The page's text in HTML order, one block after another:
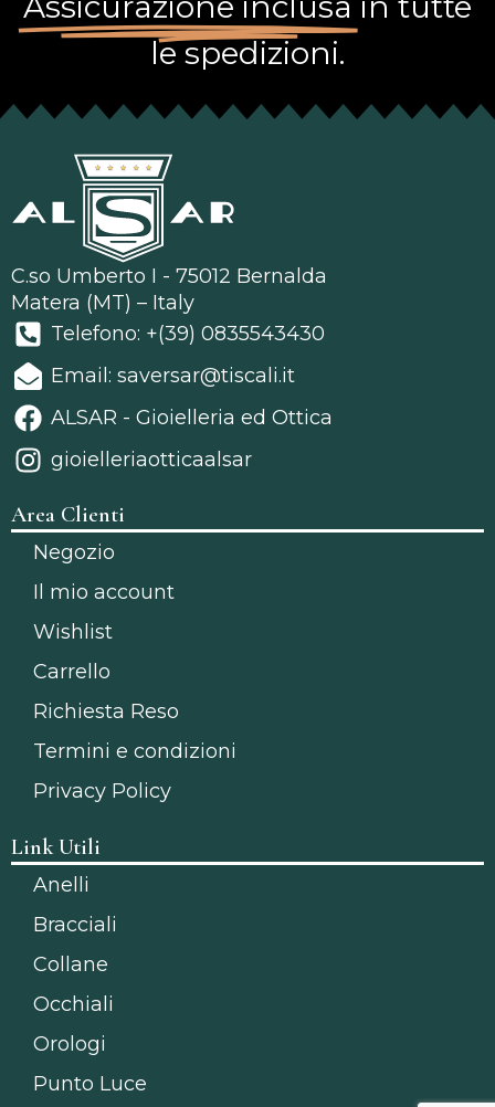
le spedizioni.
C.so Umberto I - 75012 Bernalda
Matera (MT) – Italy
Telefono: +(39) 0835543430
Email: saversar@tiscali.it
ALSAR - Gioielleria ed Ottica
gioielleriaotticaalsar
Area Clienti
Negozio
Il mio account
Wishlist
Carrello
Richiesta Reso
Termini e condizioni
Privacy Policy
Link Utili
Anelli
Bracciali
Collane
Occhiali
Orologi
Punto Luce